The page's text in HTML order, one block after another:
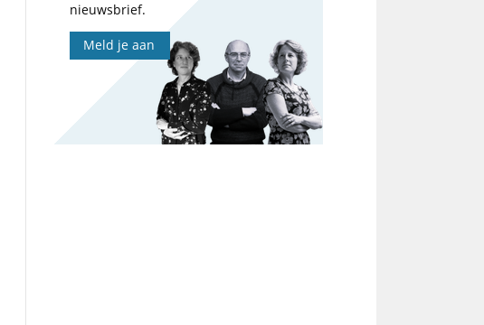
nieuwsbrief.
Meld je aan